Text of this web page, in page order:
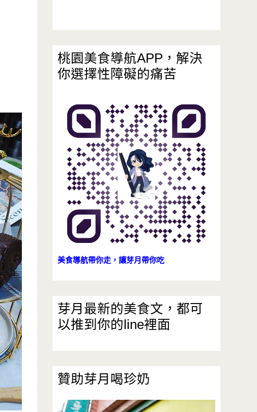
桃園美食導航APP，解決
你選擇性障礙的痛苦
美食導航帶你走，讓芽月帶你吃
芽月最新的美食文，都可
以推到你的line裡面
贊助芽月喝珍奶